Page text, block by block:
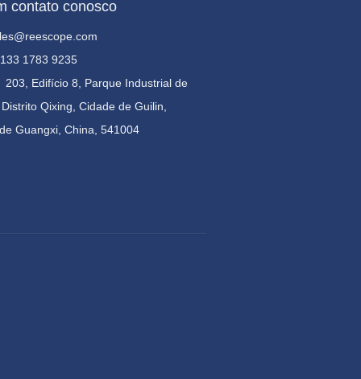
contato conosco
1783 9235
203, Edifício 8, Parque Industrial de
Qixing, Cidade de Guilin,
Guangxi, China, 541004